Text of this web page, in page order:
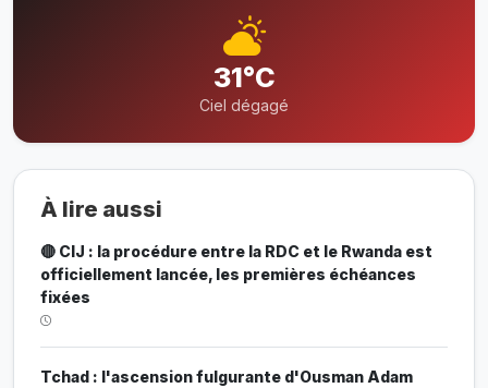
31°C
Ciel dégagé
À lire aussi
🔴 CIJ : la procédure entre la RDC et le Rwanda est
officiellement lancée, les premières échéances
fixées
Tchad : l'ascension fulgurante d'Ousman Adam